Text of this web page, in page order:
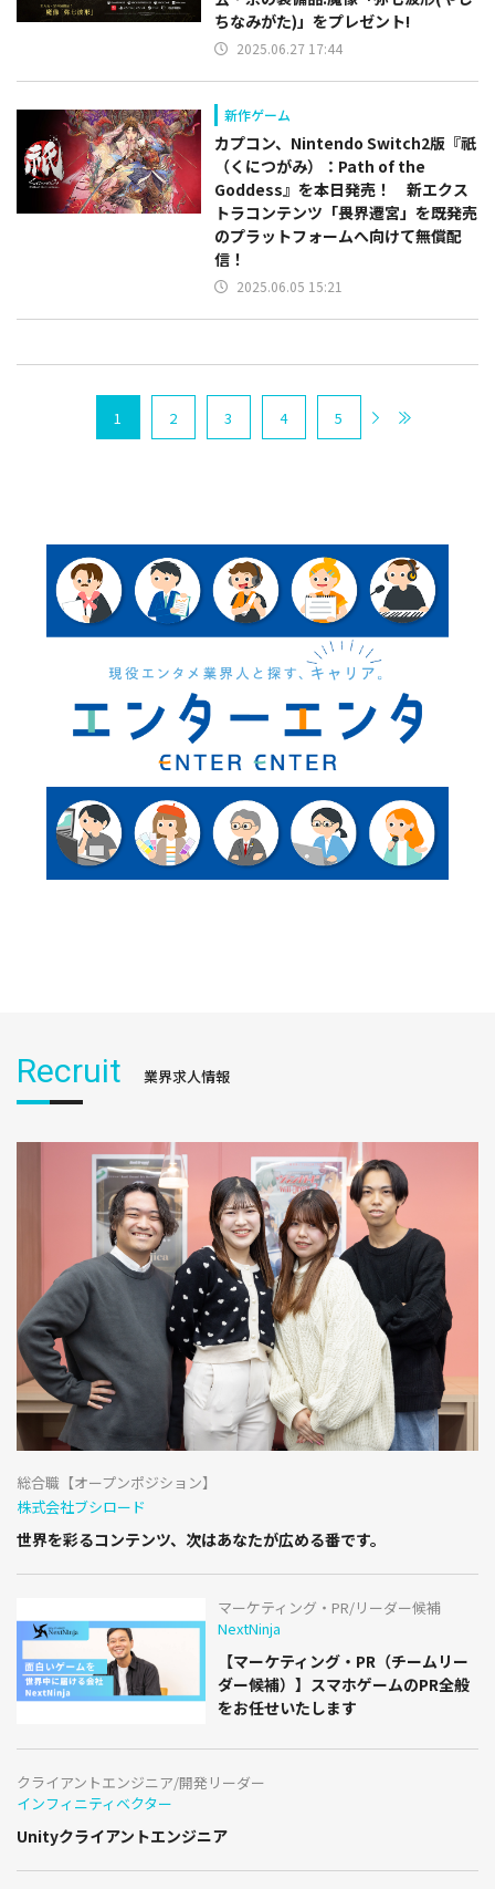
ちなみがた)」をプレゼント!
2025.06.27 17:44
新作ゲーム
カプコン、Nintendo Switch2版『祇
（くにつがみ）：Path of the
Goddess』を本日発売！ 新エクス
トラコンテンツ「畏界遷宮」を既発売
のプラットフォームへ向けて無償配
信！
2025.06.05 15:21
1 2 3 4 5
Recruit 業界求人情報
総合職【オープンポジション】
株式会社ブシロード
世界を彩るコンテンツ、次はあなたが広める番です。
マーケティング・PR/リーダー候補
NextNinja
【マーケティング・PR（チームリー
ダー候補）】スマホゲームのPR全般
をお任せいたします
クライアントエンジニア/開発リーダー
インフィニティベクター
Unityクライアントエンジニア